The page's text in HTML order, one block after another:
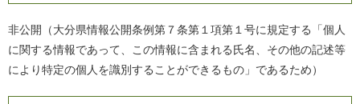
非公開（大分県情報公開条例第７条第１項第１号に規定する「個人
に関する情報であって、この情報に含まれる氏名、その他の記述等
により特定の個人を識別することができるもの」であるため）